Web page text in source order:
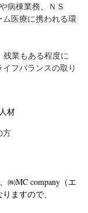
病棟業務、ＮＳ
医療に携われる環
残業もある程度に
フバランスの取り
材
方
㈱MC company（エ
ますので、